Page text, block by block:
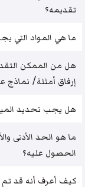
تقديمه؟
ما هي المواد التي
هل من الممكن
إرفاق أمثلة/ نماذج
هل يجب تحديد
ما هو الحد الأدنى
الحصول عليه؟
كيف أعرف أنه قد تم